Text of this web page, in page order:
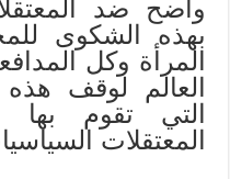
واضح ضد
بهذه الشكوى
المرأة وكل
العالم لوقف هذه
التي تقوم بها
المعتقلات